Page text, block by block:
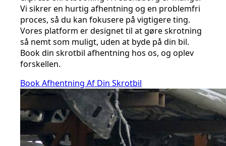
Vi sikrer en hurtig afhentning og en problemfri
proces, så du kan fokusere på vigtigere ting.
Vores platform er designet til at gøre skrotning
så nemt som muligt, uden at byde på din bil.
Book din skrotbil afhentning hos os, og oplev
forskellen.
Book Afhentning Af Din Skrotbil